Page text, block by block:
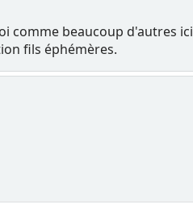
comme beaucoup d'autres ici
fils éphémères.